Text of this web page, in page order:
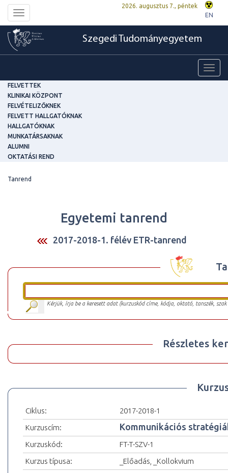
Toggle
navigation
2026. augusztus 7., péntek
EN
Szegedi Tudományegyetem
FELVETTEK
KLINIKAI KÖZPONT
FELVÉTELIZŐKNEK
FELVETT HALLGATÓKNAK
HALLGATÓKNAK
MUNKATÁRSAKNAK
ALUMNI
OKTATÁSI REND
Tanrend
Egyetemi tanrend
2017-2018-1. félév ETR-tanrend
Kérjük, írja be a keresett adat (kurzuskód címe, kódja, oktató, tanszék,
Részletes
Ciklus:
2017-2018-1
Kurzuscím:
Kommunikációs
Kurzuskód:
FT-T-SZV-1
Kurzus típusa:
_Előadás, _Kollokvium